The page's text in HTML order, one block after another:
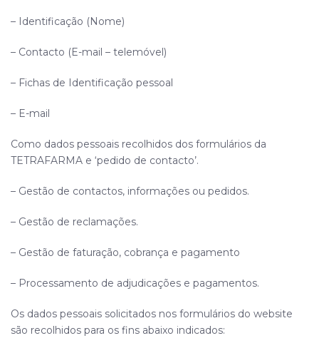
– Identificação (Nome)
– Contacto (E-mail – telemóvel)
– Fichas de Identificação pessoal
– E-mail
Como dados pessoais recolhidos dos formulários da
TETRAFARMA e ‘pedido de contacto’.
– Gestão de contactos, informações ou pedidos.
– Gestão de reclamações.
– Gestão de faturação, cobrança e pagamento
– Processamento de adjudicações e pagamentos.
Os dados pessoais solicitados nos formulários do website
são recolhidos para os fins abaixo indicados: